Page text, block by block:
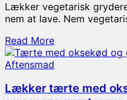
Lækker vegetarisk
nem at lave. Nem
Read More
Aftensmad
Lækker tærte med